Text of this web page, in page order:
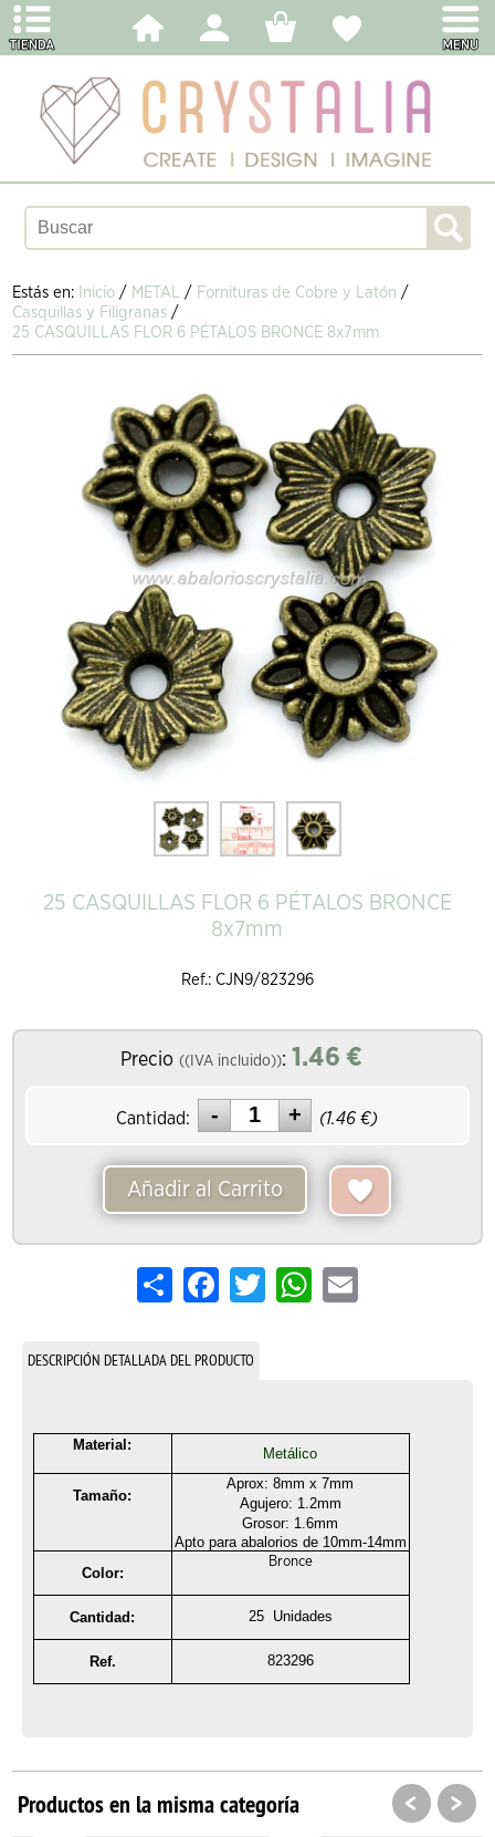
Estás en: Inicio / METAL / Fornituras de Cobre y Latón /
Casquillas y Filigranas /
25 CASQUILLAS FLOR 6 PÉTALOS BRONCE 8x7mm
25 CASQUILLAS FLOR 6 PÉTALOS BRONCE
8x7mm
Ref.: CJN9/823296
Precio((IVA incluido)): 1.46 €
Cantidad: (1.46 €)
Añadir al Carrito
Share FacebookTwitterWhatsApp
Email
DESCRIPCIÓN DETALLADA DEL PRODUCTO
Material:
Metálico
Tamaño:
Aprox: 8mm x 7mm
Agujero: 1.2mm
Grosor: 1.6mm
Apto para abalorios de 10mm-14mm
Color:
Bronce
Cantidad: 25 Unidades
Ref. 823296
Productos en la misma categoría < >